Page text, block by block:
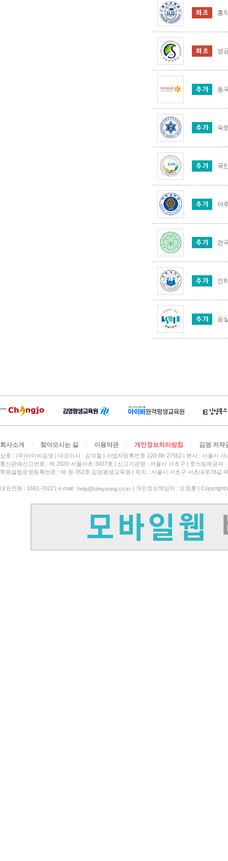
홍
성
동
숙
국
아
건
인
숭
회사소개 찾아오시는 길 이용약관 개인정보처리방침 김영 저작
상호 : (주)아이비김영 대표이사 : 김석철 사업자등록번호 120-88-27562
본사 : 서울시
통신판매신고번호 : 제 2020-서울서초-3437호
신고기관명 : 서울시 서초구
호스팅제공자
학원설립운영등록번호 : 제 원-352호 김영평생교육원 | 위치 : 서울시 서초구 서초대로78길
대표전화 : 1661-7022 | e-mail : help@kimyoung.co.kr | 개인정보책임자 : 오창훈 |